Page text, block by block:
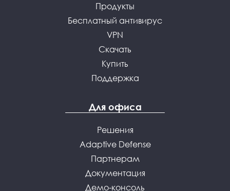
Продукты
Бесплатный антивирус
VPN
Скачать
Купить
Поддержка
Для офиса
Решения
Adaptive Defense
Партнерам
Документация
Демо-консоль